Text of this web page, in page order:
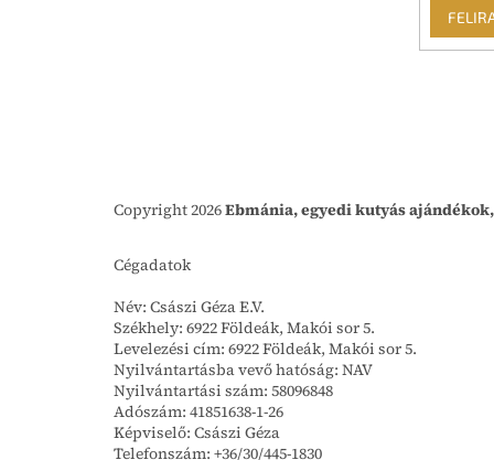
Copyright 2026Ebmánia, egyedi kutyás
Cégadatok
Név: Császi Géza E.V.
Székhely: 6922 Földeák, Makói sor 5.
Levelezési cím: 6922 Földeák, Makói sor 5.
Nyilvántartásba vevő hatóság: NAV
Nyilvántartási szám: 58096848
Adószám: 41851638-1-26
Képviselő: Császi Géza
Telefonszám: +36/30/445-1830